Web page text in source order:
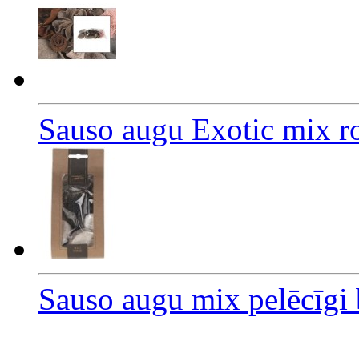
Sauso augu Exotic mix
Sauso augu mix pelēcīgi